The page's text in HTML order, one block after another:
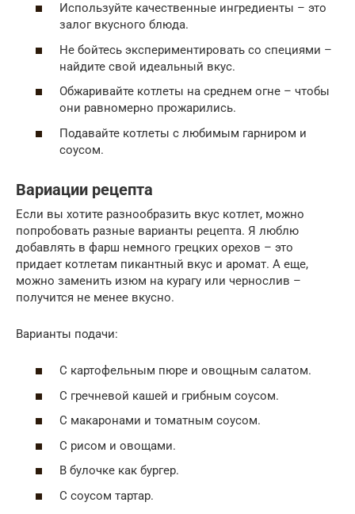
Используйте качественные ингредиенты – это
залог вкусного блюда.
Не бойтесь экспериментировать со специями –
найдите свой идеальный вкус.
Обжаривайте котлеты на среднем огне – чтобы
они равномерно прожарились.
Подавайте котлеты с любимым гарниром и
соусом.
Вариации рецепта
Если вы хотите разнообразить вкус котлет, можно
попробовать разные варианты рецепта. Я люблю
добавлять в фарш немного грецких орехов – это
придает котлетам пикантный вкус и аромат. А еще,
можно заменить изюм на курагу или чернослив –
получится не менее вкусно.
Варианты подачи:
С картофельным пюре и овощным салатом.
С гречневой кашей и грибным соусом.
С макаронами и томатным соусом.
С рисом и овощами.
В булочке как бургер.
С соусом тартар.